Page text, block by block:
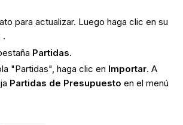
para actualizar. Luego haga clic en su
.
Partidas.
"Partidas", haga clic en Importar. A
Partidas de Presupuesto en el menú